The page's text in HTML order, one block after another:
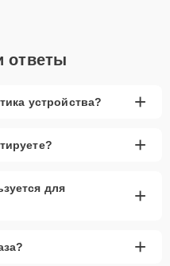
ответы
устройства? +
+
для
+
+